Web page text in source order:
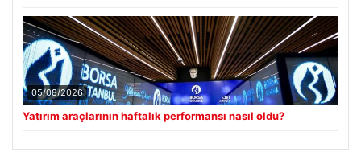
05/08/2026
Yatırım araçlarının haftalık performansı nasıl oldu?